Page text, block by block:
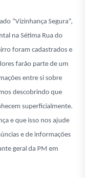
“Vizinhança Segura”,
na Sétima Rua do
foram cadastrados e
farão parte de um
entre si sobre
descobrindo que
superficialmente.
e que isso nos ajude
e de informações
geral da PM em